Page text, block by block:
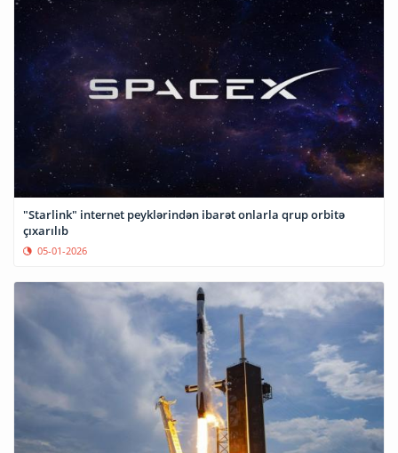
"Starlink" internet peyklərindən ibarət onlarla qrup orbitə
çıxarılıb
05-01-2026